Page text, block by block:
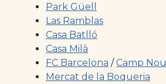
Park Güell
Las Ramblas
Casa Batlló
Casa Milà
FC Barcelona /Camp Nou
Mercat de la Boqueria